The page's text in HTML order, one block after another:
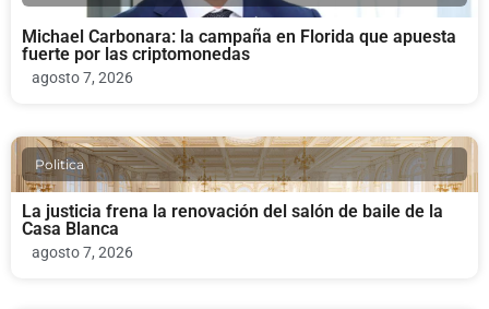
Michael Carbonara: la campaña en Florida que apuesta
fuerte por las criptomonedas
agosto 7, 2026
Politica
La justicia frena la renovación del salón de baile de la
Casa Blanca
agosto 7, 2026